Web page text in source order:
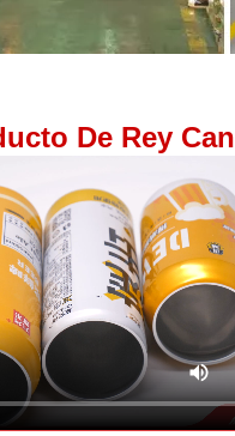
De Rey Can